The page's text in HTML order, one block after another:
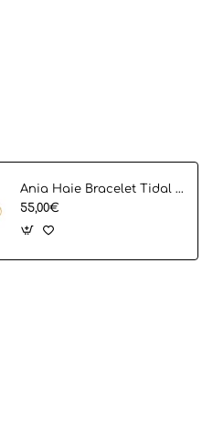
Ania Haie Bracelet Tidal Abalone B027-01G
55,00€